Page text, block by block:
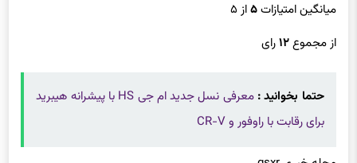
میانگین امتیازات۵از ۵
از مجموع۱۲رای
حتما بخوانید :
معرفی نسل جدید ام جی HS با پیشرانه هیبرید
برای رقابت با راوفور و CR-V